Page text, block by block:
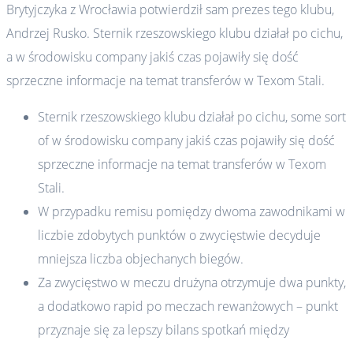
Brytyjczyka z Wrocławia potwierdził sam prezes tego klubu,
Andrzej Rusko. Sternik rzeszowskiego klubu działał po cichu,
a w środowisku company jakiś czas pojawiły się dość
sprzeczne informacje na temat transferów w Texom Stali.
Sternik rzeszowskiego klubu działał po cichu, some sort
of w środowisku company jakiś czas pojawiły się dość
sprzeczne informacje na temat transferów w Texom
Stali.
W przypadku remisu pomiędzy dwoma zawodnikami w
liczbie zdobytych punktów o zwycięstwie decyduje
mniejsza liczba objechanych biegów.
Za zwycięstwo w meczu drużyna otrzymuje dwa punkty,
a dodatkowo rapid po meczach rewanżowych – punkt
przyznaje się za lepszy bilans spotkań między